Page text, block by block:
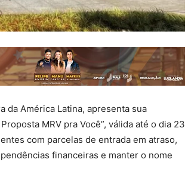
da América Latina, apresenta sua
MRV pra Você”, válida até o dia 23
com parcelas de entrada em atraso,
financeiras e manter o nome